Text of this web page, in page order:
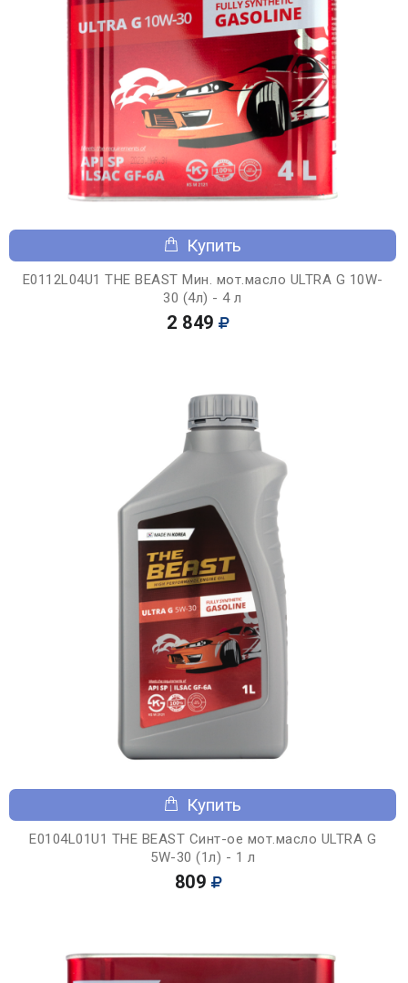
Купить
E0112L04U1 THE BEAST Мин. мот.масло ULTRA G 10W-
30 (4л) - 4 л
2 849
Купить
E0104L01U1 THE BEAST Синт-ое мот.масло ULTRA G
5W-30 (1л) - 1 л
809